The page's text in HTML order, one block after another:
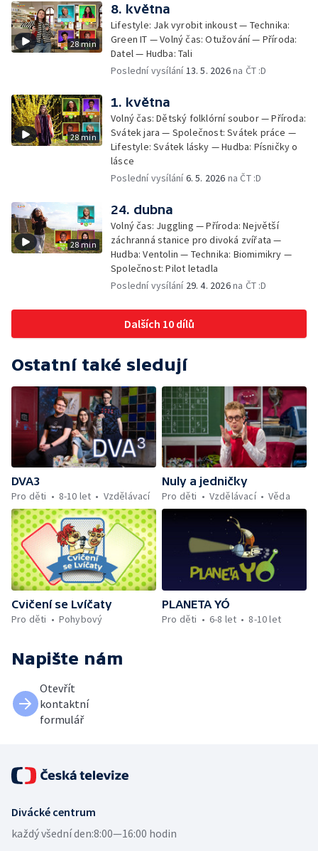
28 min
8. května
Lifestyle: Jak vyrobit inkoust — Technika:
Green IT — Volný čas: Otužování — Příroda:
Datel — Hudba: Tali
Poslední vysílání 13. 5. 2026na ČT :D
28 min
1. května
Volný čas: Dětský folklórní soubor — Příroda:
Svátek jara — Společnost: Svátek práce —
Lifestyle: Svátek lásky — Hudba: Písničky o
lásce
Poslední vysílání6. 5. 2026 na ČT :D
28 min
24. dubna
Volný čas: Juggling — Příroda: Největší
záchranná stanice pro divoká zvířata —
Hudba: Ventolin — Technika: Biomimikry —
Společnost: Pilot letadla
Poslední vysílání 29. 4. 2026na ČT :D
Dalších 10 dílů
Ostatní také sledují
DVA3
Pro děti
8-10 let Vzdělávací
Nuly a jedničky
Pro děti
Vzdělávací Věda
Cvičení se Lvíčaty
Pro děti
Pohybový
PLANETA YÓ
Pro děti
6-8 let 8-10 let
Napište nám
Otevřít
kontaktní
formulář
Divácké centrum
každý všední den:8:00—16:00 hodin